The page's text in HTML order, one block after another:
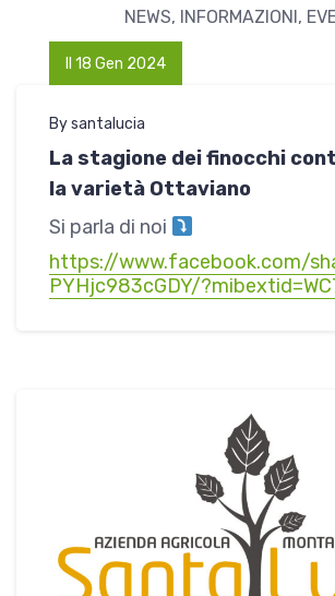
NEWS, INFORMAZIONI,
Il 18 Gen 2024
By santalucia
La stagione dei finocchi
la varietà Ottaviano
Si parla di noi
https://www.facebook.com/
PYHjc983cGDY/